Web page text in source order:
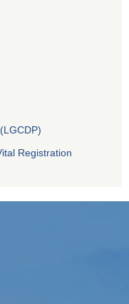
(LGCDP)
Registration